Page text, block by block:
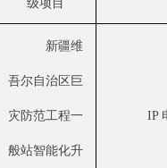
级项目
新疆维
吾尔自治区巨
灾防范工程一
般站智能化升
IP